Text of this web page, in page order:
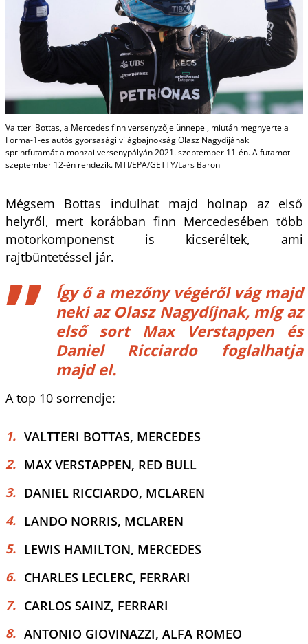
Valtteri Bottas, a Mercedes finn versenyzője ünnepel, miután megnyerte a
Forma-1-es autós gyorsasági világbajnokság Olasz Nagydíjának
sprintfutamát a monzai versenypályán 2021. szeptember 11-én. A futamot
szeptember 12-én rendezik. MTI/EPA/GETTY/Lars Baron
Mégsem Bottas indulhat majd holnap az első
helyről, mert korábban finn Mercedesében több
motorkomponenst is kicseréltek, ami
rajtbüntetéssel jár.
Így ő a mezőny végéről vág majd
neki az Olasz Nagydíjnak, míg az
első sort Max Verstappen és
Daniel Ricciardo foglalhatja
majd el.
A top 10 sorrendje:
VALTTERI BOTTAS, MERCEDES
MAX VERSTAPPEN, RED BULL
DANIEL RICCIARDO, MCLAREN
LANDO NORRIS, MCLAREN
LEWIS HAMILTON, MERCEDES
CHARLES LECLERC, FERRARI
CARLOS SAINZ, FERRARI
ANTONIO GIOVINAZZI, ALFA ROMEO